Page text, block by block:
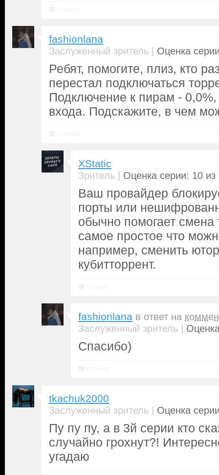
fashionlana
Заслуженный зритель | Оценка
Ребят, помогите, плиз, кто
перестал подключаться
Подключение к пирам -
входа. Подскажите, в чем
XStatic
Зритель | Оценка серии: 10 из
Ваш провайдер
порты или
обычно помогает смена
самое простое что
например, сменить
кубитторрент.
fashionlana в ответ на
Заслуженный зритель |
Спасибо)
tkachuk2000
Заслуженный зритель | Оценка
Пу пу пу, а в 3й серии кто
случайно грохнут?!
угадаю